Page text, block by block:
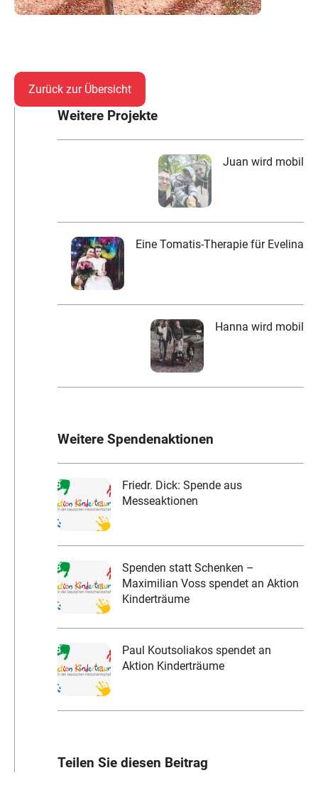
Zurück zur Übersicht
Weitere Projekte
Juan wird mobil
Eine Tomatis-Therapie für Evelina
Hanna wird mobil
Weitere Spendenaktionen
Friedr. Dick: Spende aus
Messeaktionen
Spenden statt Schenken –
Maximilian Voss spendet an Aktion
Kinderträume
Paul Koutsoliakos spendet an
Aktion Kinderträume
Teilen Sie diesen Beitrag